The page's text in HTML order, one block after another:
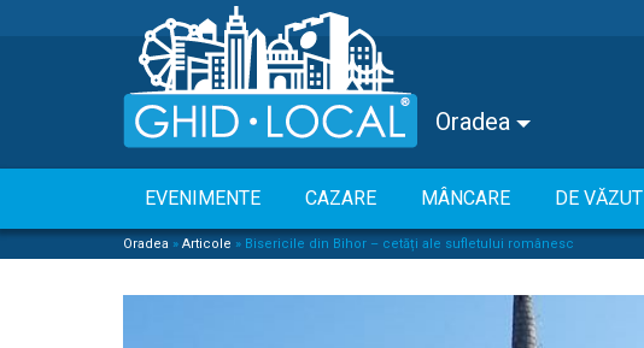
Oradea
EVENIMENTE CAZARE MÂNCARE DE VĂZUT
Oradea » Articole » Bisericile din Bihor – cetăți ale sufletului românesc